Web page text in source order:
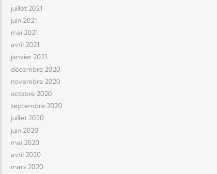
juillet 2021
juin 2021
mai 2021
avril 2021
janvier 2021
décembre 2020
novembre 2020
octobre 2020
septembre 2020
juillet 2020
juin 2020
mai 2020
avril 2020
mars 2020